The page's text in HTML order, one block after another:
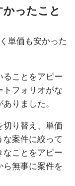
ったこと
単価も安かった
ことをアピー
フォリオがな
りました。
切り替え、単価
案件に絞って
ことをアピー
無事に案件を